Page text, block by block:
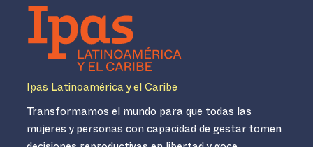
Ipas Latinoamérica y el Caribe
Transformamos el mundo para que todas las
mujeres y personas con capacidad de gestar tomen